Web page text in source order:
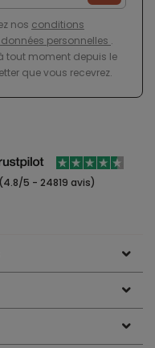
nos conditions
personnelles .
tout moment depuis le
que vous recevrez.
(4.8/5 - 24819 avis)